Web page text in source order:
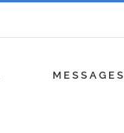
MESSAGES